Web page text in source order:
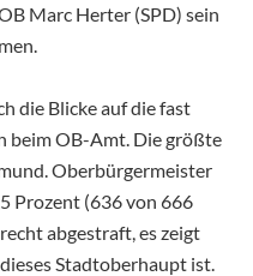
Marc Herter (SPD) sein
die Blicke auf die fast
beim OB-Amt. Die größte
Oberbürgermeister
Prozent (636 von 666
abgestraft, es zeigt
Stadtoberhaupt ist.